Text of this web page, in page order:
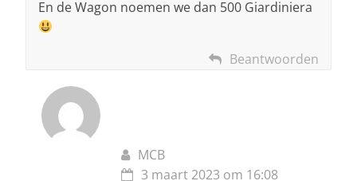
En de Wagon noemen we dan 500 Giardiniera
Beantwoorden
MCB
3 maart 2023 om 16:08